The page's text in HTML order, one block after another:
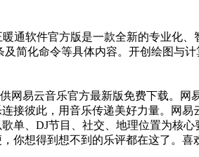
暖通软件官方版是一款全新的专业化
简化命令等具体内容。开创绘图与
网易云音乐官方最新版免费下载。
接彼此，用音乐传递美好力量。网
单、DJ节目、社交、地理位置为核
你想得到想不到的乐评都在这了。